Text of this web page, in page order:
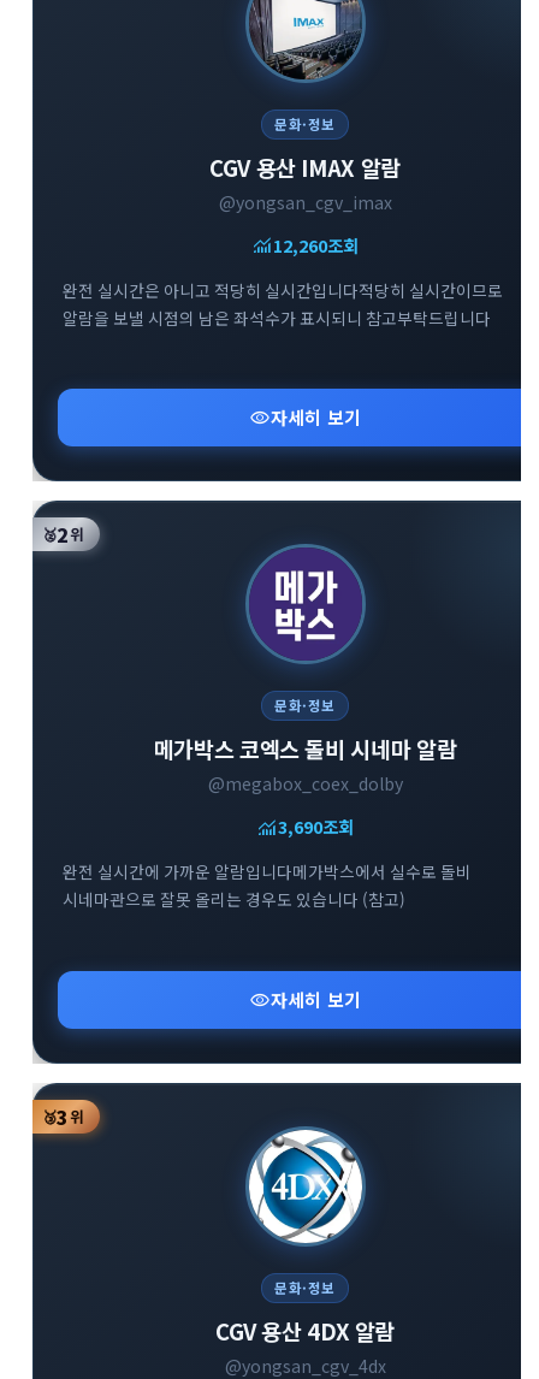
문화·정보
CGV 용산 IMAX 알람
@yongsan_cgv_imax
monitoring12,260조회
완전 실시간은 아니고 적당히 실시간입니다적당히 실시간이므로
알람을 보낼 시점의 남은 좌석수가 표시되니 참고부탁드립니다
visibility자세히 보기
🥈2위
문화·정보
메가박스 코엑스 돌비 시네마 알람
@megabox_coex_dolby
monitoring3,690조회
완전 실시간에 가까운 알람입니다메가박스에서 실수로 돌비
시네마관으로 잘못 올리는 경우도 있습니다 (참고)
visibility자세히 보기
🥉3위
문화·정보
CGV 용산 4DX 알람
@yongsan_cgv_4dx